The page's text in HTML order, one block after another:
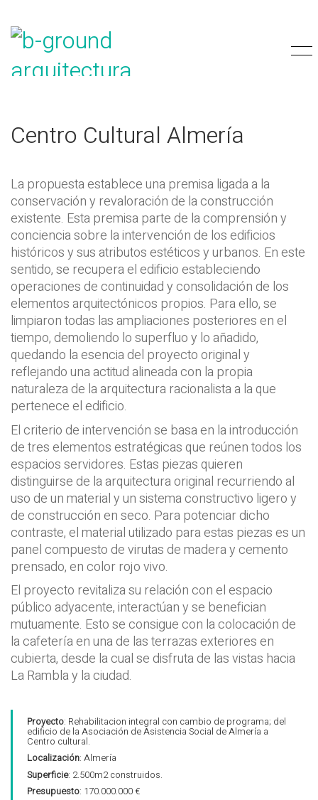
Centro Cultural Almería
La propuesta establece una premisa ligada a la
conservación y revaloración de la construcción
existente. Esta premisa parte de la comprensión y
conciencia sobre la intervención de los edificios
históricos y sus atributos estéticos y urbanos. En este
sentido, se recupera el edificio estableciendo
operaciones de continuidad y consolidación de los
elementos arquitectónicos propios. Para ello, se
limpiaron todas las ampliaciones posteriores en el
tiempo, demoliendo lo superfluo y lo añadido,
quedando la esencia del proyecto original y
reflejando una actitud alineada con la propia
naturaleza de la arquitectura racionalista a la que
pertenece el edificio.
El criterio de intervención se basa en la introducción
de tres elementos estratégicas que reúnen todos los
espacios servidores. Estas piezas quieren
distinguirse de la arquitectura original recurriendo al
uso de un material y un sistema constructivo ligero y
de construcción en seco. Para potenciar dicho
contraste, el material utilizado para estas piezas es un
panel compuesto de virutas de madera y cemento
prensado, en color rojo vivo.
El proyecto revitaliza su relación con el espacio
público adyacente, interactúan y se benefician
mutuamente. Esto se consigue con la colocación de
la cafetería en una de las terrazas exteriores en
cubierta, desde la cual se disfruta de las vistas hacia
La Rambla y la ciudad.
Proyecto: Rehabilitacion integral con cambio de programa; del
edificio de la Asociación de Asistencia Social de Almería a
Centro cultural.
Localización: Almería
Superficie: 2.500m2 construidos.
Presupuesto: 170.000.000 €